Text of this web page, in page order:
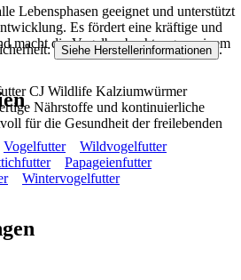
Lebensphasen geeignet und unterstützt
Es fördert eine kräftige und
macht die Vogelbeobachtung zu einem
CJ Wildlife Kalziumwürmer
Nährstoffe und kontinuierliche
für die Gesundheit der freilebenden
Siehe Herstellerinformationen .
Vogelfutter
Wildvogelfutter
Papageienfutter
Wintervogelfutter